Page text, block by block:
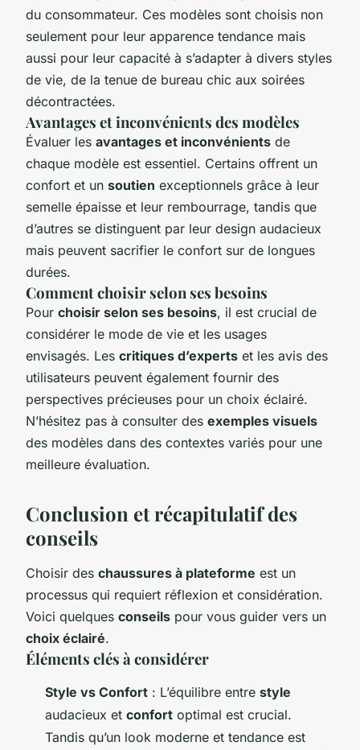
du consommateur. Ces modèles sont choisis non
seulement pour leur apparence tendance mais
aussi pour leur capacité à s’adapter à divers styles
de vie, de la tenue de bureau chic aux soirées
décontractées.
Avantages et inconvénients des modèles
Évaluer les avantages et inconvénients de
chaque modèle est essentiel. Certains offrent un
confort et un soutien exceptionnels grâce à leur
semelle épaisse et leur rembourrage, tandis que
d’autres se distinguent par leur design audacieux
mais peuvent sacrifier le confort sur de longues
durées.
Comment choisir selon ses besoins
Pour choisir selon ses besoins, il est crucial de
considérer le mode de vie et les usages
envisagés. Les critiques d’experts et les avis des
utilisateurs peuvent également fournir des
perspectives précieuses pour un choix éclairé.
N’hésitez pas à consulter des exemples visuels
des modèles dans des contextes variés pour une
meilleure évaluation.
Conclusion et récapitulatif des
conseils
Choisir des chaussures à plateforme est un
processus qui requiert réflexion et considération.
Voici quelques conseils pour vous guider vers un
choix éclairé.
Éléments clés à considérer
Style vs Confort : L’équilibre entre style
audacieux et confort optimal est crucial.
Tandis qu’un look moderne et tendance est